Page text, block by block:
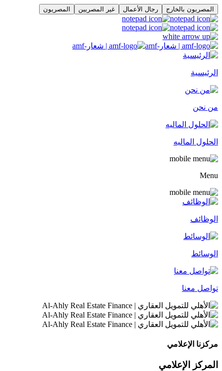
المصريون بالخارج رجال الأعمال غير المصريين المصريون
الرئيسية
من نحن
الحلول الماليه
Menu
الوظائف
الوسائط
تواصل معنا
مركزنا الإعلامي
المركز الإعلامي